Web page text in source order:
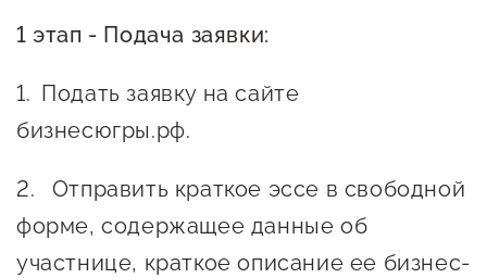
Нормативные
документы
предоставляющие поддержку
Интерактивные сервисы
1 этап - Подача заявки:
Подать заявку на сайте
бизнесюгры.рф.
Отправить краткое эссе в свободной
форме, содержащее данные об
участнице, краткое описание ее бизнес-